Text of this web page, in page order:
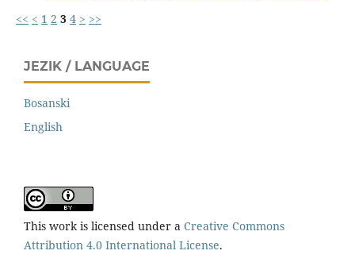
<< < 1 2 3 4 > >>
JEZIK / LANGUAGE
Bosanski
English
This work is licensed under a Creative Commons
Attribution 4.0 International License.